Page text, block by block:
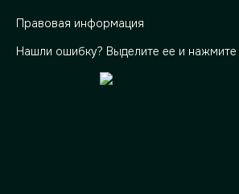
Правовая информация
Нашли ошибку? Выделите ее и нажмите